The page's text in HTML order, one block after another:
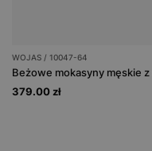
WOJAS / 10047-64
379.00 zł